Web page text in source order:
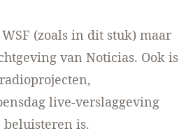
(zoals in dit stuk) maar
van Noticias. Ook is
live-verslaggeving
is.